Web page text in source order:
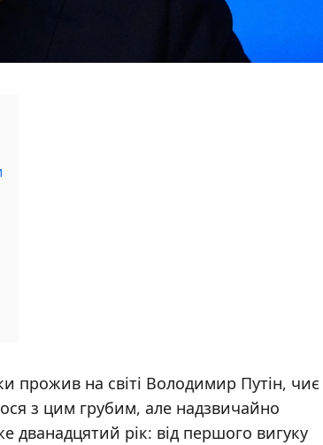
прожив на світі Володимир Путін, чиє
з цим грубим, але надзвичайно
рік: від першого вигуку